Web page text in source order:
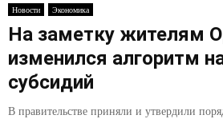
Новости Экономика
На заметку жителям
изменился алгоритм
субсидий
В правительстве приняли и утвердили